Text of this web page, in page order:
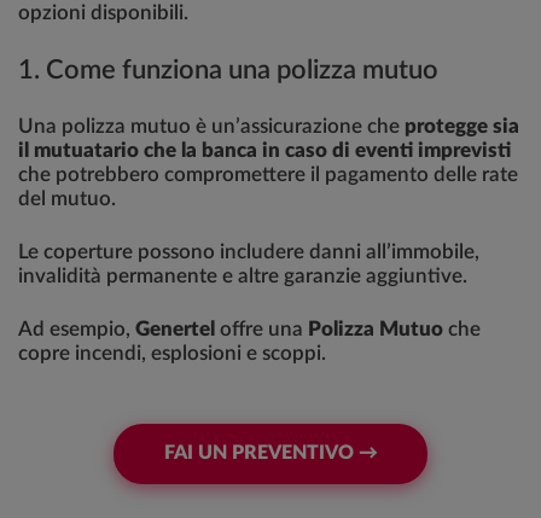
opzioni disponibili.
1. Come funziona una polizza mutuo
Una polizza mutuo è un’assicurazione che protegge sia
il mutuatario che la banca in caso di eventi imprevisti
che potrebbero compromettere il pagamento delle rate
del mutuo.
Le coperture possono includere danni all’immobile,
invalidità permanente e altre garanzie aggiuntive.
Ad esempio, Genertel offre una Polizza Mutuo che
copre incendi, esplosioni e scoppi.
FAI UN PREVENTIVO →